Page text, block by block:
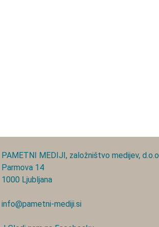
PAMETNI MEDIJI, založništvo medijev,
Parmova 14
1000 Ljubljana
info@pametni-mediji.si